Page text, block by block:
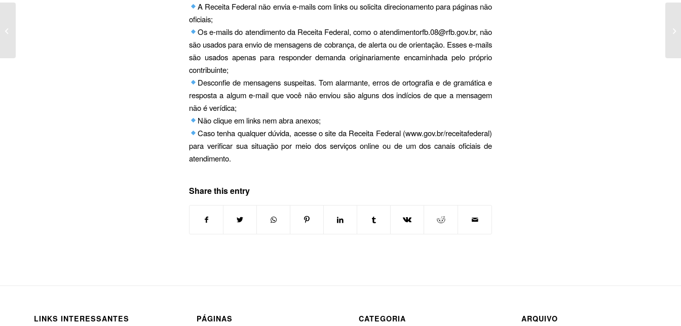
A Receita Federal não envia e-mails com links ou solicita direcionamento para páginas não
oficiais;
Os e-mails do atendimento da Receita Federal, como o atendimentorfb.08@rfb.gov.br, não
são usados para envio de mensagens de cobrança, de alerta ou de orientação. Esses e-mails
são usados apenas para responder demanda originariamente encaminhada pelo próprio
contribuinte;
Desconfie de mensagens suspeitas. Tom alarmante, erros de ortografia e de gramática e
resposta a algum e-mail que você não enviou são alguns dos indícios de que a mensagem
não é verídica;
Não clique em links nem abra anexos;
Caso tenha qualquer dúvida, acesse o site da Receita Federal (www.gov.br/receitafederal)
para verificar sua situação por meio dos serviços online ou de um dos canais oficiais de
atendimento.
Share this entry
LINKS INTERESSANTES PÁGINAS CATEGORIA ARQUIVO